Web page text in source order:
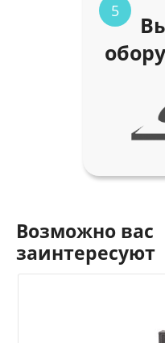
5
Возможно вас
заинтересуют